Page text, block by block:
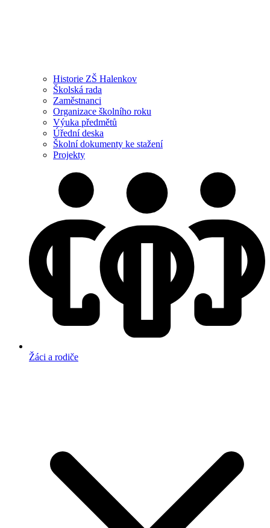
Historie ZŠ Halenkov
Školská rada
Zaměstnanci
Organizace školního roku
Výuka předmětů
Úřední deska
Školní dokumenty ke stažení
Projekty
Žáci a rodiče